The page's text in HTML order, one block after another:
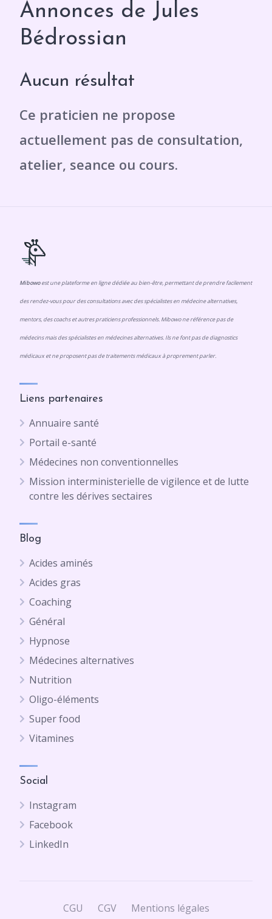
Annonces de Jules
Bédrossian
Aucun résultat
Mibowoest une plateforme en ligne dédiée au bien-être, permettant de prendre facilement
des rendez-vous pour des consultations avec des spécialistes en médecine alternatives,
mentors, des coachs et autres praticiens professionnels. Mibowo ne référence pas de
médecins mais des spécialistes en médecines alternatives. Ils ne font pas de diagnostics
médicaux et ne proposent pas de traitements médicaux à proprement parler.
Liens partenaires
Annuaire santé
Portail e-santé
Médecines non conventionnelles
Mission interministerielle de vigilence et de lutte
contre les dérives sectaires
Blog
Acides aminés
Acides gras
Coaching
Général
Hypnose
Médecines alternatives
Nutrition
Oligo-éléments
Super food
Vitamines
Social
Instagram
Facebook
LinkedIn
CGU CGV Mentions légales